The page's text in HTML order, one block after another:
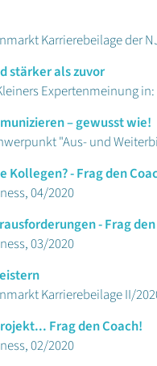
Karrierebeilage der
stärker als zuvor
Expertenmeinung in:
– gewusst wie!
"Aus- und
Kollegen? - Frag den
04/2020
- Frag
03/2020
Karrierebeilage II/
Frag den Coach!
02/2020